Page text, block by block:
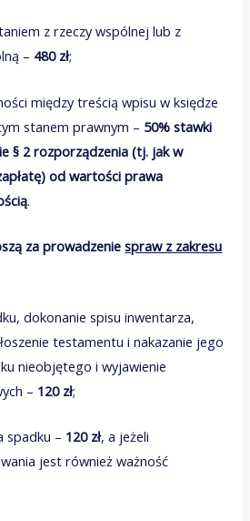
z rzeczy wspólnej lub z
– 480 zł;
między treścią wpisu w księdze
stanem prawnym – 50% stawki
§ 2 rozporządzenia (tj. jak w
od wartości prawa
.
za prowadzeniespraw z zakresu
dokonanie spisu inwentarza,
testamentu i nakazanie jego
nieobjętego i wyjawienie
– 120 zł;
spadku – 120 zł, a jeżeli
jest również ważność